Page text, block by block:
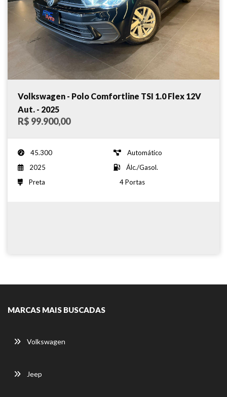
Volkswagen - Polo Comfortline TSI 1.0 Flex 12V
Aut. - 2025
R$ 99.900,00
45.300
Automático
2025
Álc./Gasol.
Preta
4 Portas
MARCAS MAIS BUSCADAS
Volkswagen
Jeep